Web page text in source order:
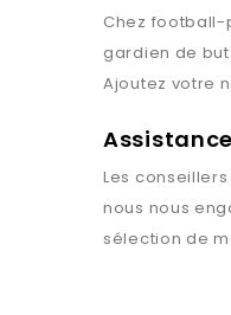
Chez football-
gardien de
Ajoutez votre
Les
nous nous
sélection de